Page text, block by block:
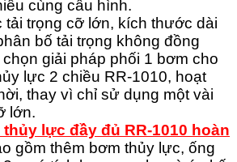
cùng cấu hình.
tải trọng cỡ lớn, kích thước dài
bố tải trọng không đồng
giải pháp phối 1 bơm cho
lực 2 chiều RR-1010, hoạt
thay vì chỉ sử dụng một vài
lớn.
lực đầy đủ RR-1010 hoàn
gồm thêm bơm thủy lực, ống